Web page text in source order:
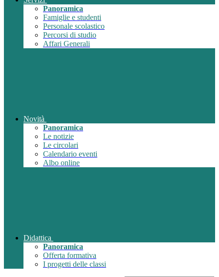
Panoramica
Famiglie e studenti
Personale scolastico
Percorsi di studio
Affari Generali
Novità
Panoramica
Le notizie
Le circolari
Calendario eventi
Albo online
Didattica
Panoramica
Offerta formativa
I progetti delle classi